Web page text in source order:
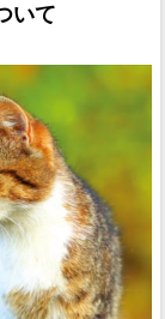
いて